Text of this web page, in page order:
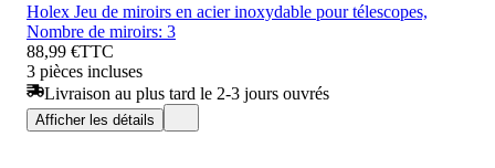
Holex Jeu de miroirs en acier inoxydable pour télescopes,
Nombre de miroirs: 3
88,99 €TTC
3 pièces incluses
Livraison au plus tard le 2-3 jours ouvrés
Afficher les détails